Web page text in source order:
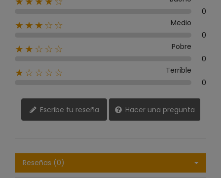
0
★★★☆☆
Medio
0
★★☆☆☆
Pobre
0
★☆☆☆☆
Terrible
0
Escribe tu reseña Hacer una pregunta
Reseñas (0)